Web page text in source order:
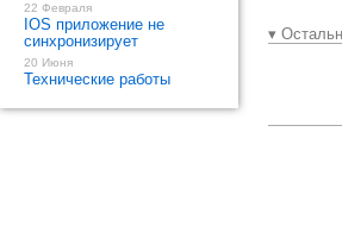
▾
22 Февраля
IOS приложение не
синхронизирует
20 Июня
Технические работы